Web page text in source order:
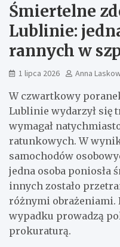
Śmiertelne
Lublinie:
rannych w
1 lipca 2026 Anna
W czwartkowy
Lublinie wydarzył się
wymagał
ratunkowych. W
samochodów
jedna osoba poniosła
innych zostało
różnymi obrażeniami.
wypadku prowadzą
prokuraturą.